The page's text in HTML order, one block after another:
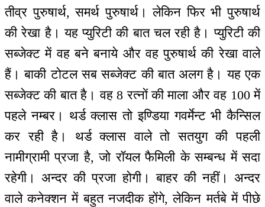
तीव्र पुरुषार्थ, समर्थ पुरुषार्थ। लेकिन फिर भी पुरुषार्थ
की रेखा है। यह प्युरिटी की बात चल रही है। प्युरिटी की
सब्जेक्ट में वह बने बनाये और वह पुरुषार्थ की रेखा वाले
हैं। बाकी टोटल सब सब्जेक्ट की बात अलग है। यह एक
सब्जेक्ट की बात है। वह 8 रत्नों की माला और वह 100 में
पहले नम्बर। थर्ड क्लास तो इण्डिया गवर्मेन्ट भी कैन्सिल
कर रही है। थर्ड क्लास वाले तो सतयुग की पहली
नामीग्रामी प्रजा है, जो रॉयल फैमिली के सम्बन्ध में सदा
रहेगी। अन्दर की प्रजा होगी। बाहर की नहीं। अन्दर
वाले कनेक्शन में बहुत नजदीक होंगे, लेकिन मर्तबे में पीछे